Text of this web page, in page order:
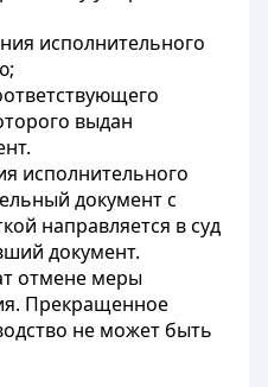
исполнительного
выдан
исполнительного
документ с
направляется в суд
документ.
отмене меры
Прекращенное
не может быть